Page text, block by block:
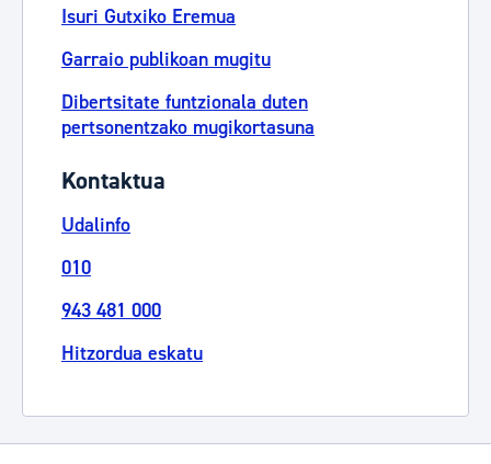
Isuri Gutxiko Eremua
Garraio publikoan mugitu
Dibertsitate funtzionala duten
pertsonentzako mugikortasuna
Kontaktua
Udalinfo
010
943 481 000
Hitzordua eskatu